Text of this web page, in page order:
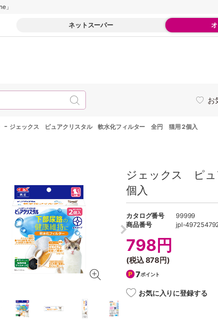
」
ネットスーパー
お
- ジェックス ピュアクリスタル 軟水化フィルター 全円 猫用 2個入
ジェックス ピ
個入
カタログ番号
99999
商品番号
jpl-
798円
(税込878円)
7ポイント
お気に入りに登録する